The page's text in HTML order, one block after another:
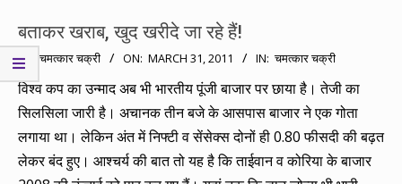
बताकर खराब, खुद खरीदे जा रहे हैं!
2011-
03-
31
BY: चमत्कार चक्री ON: MARCH 31, 2011 IN: चमत्कार चक्री
विश्व कप का उन्माद अब भी भारतीय पूंजी बाजार पर छाया है। तेजी का
सिलसिला जारी है। अचानक तीन बजे के आसपास बाजार ने एक गोता
लगाया था। लेकिन अंत में निफ्टी व सेंसेक्स दोनों ही 0.80 फीसदी की बढ़त
लेकर बंद हुए। आश्चर्य की बात तो यह है कि ताईवान व कोरिया के बाजार